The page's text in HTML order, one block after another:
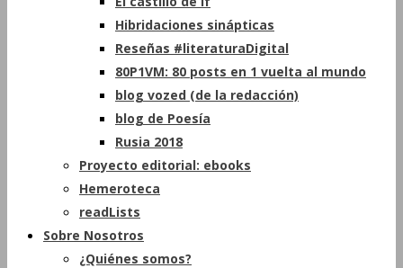
Hibridaciones sinápticas
Reseñas #literaturaDigital
80P1VM: 80 posts en 1 vuelta al mundo
blog vozed (de la redacción)
blog de Poesía
Rusia 2018
Proyecto editorial: ebooks
Hemeroteca
readLists
Sobre Nosotros
¿Quiénes somos?